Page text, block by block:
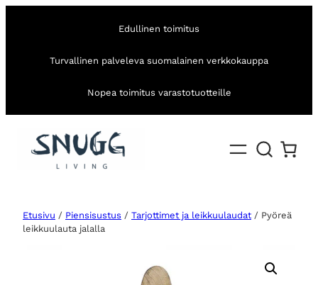
Edullinen toimitus
Turvallinen palveleva suomalainen verkkokauppa
Nopea toimitus varastotuotteille
Etusivu / Piensisustus / Tarjottimet ja leikkuulaudat / Pyöreä
leikkuulauta jalalla